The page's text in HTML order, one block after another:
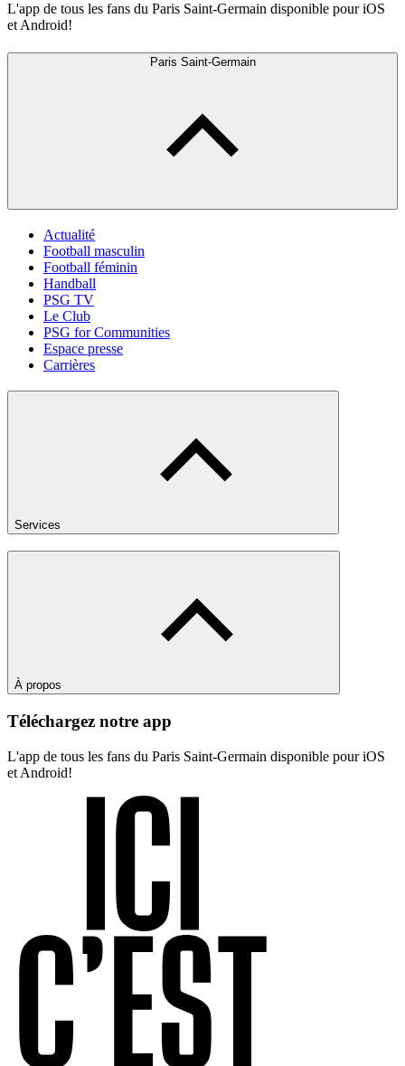
L'app de tous les fans du Paris Saint-Germain disponible pour iOS
et Android!
Paris Saint-Germain
Actualité
Football masculin
Football féminin
Handball
PSG TV
Le Club
PSG for Communities
Espace presse
Carrières
Services
À propos
Téléchargez notre app
L'app de tous les fans du Paris Saint-Germain disponible pour iOS
et Android!